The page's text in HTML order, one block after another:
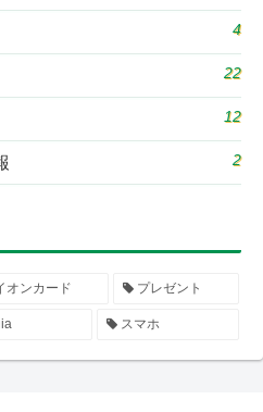
4
22
12
2
オンカード プレゼント
スマホ